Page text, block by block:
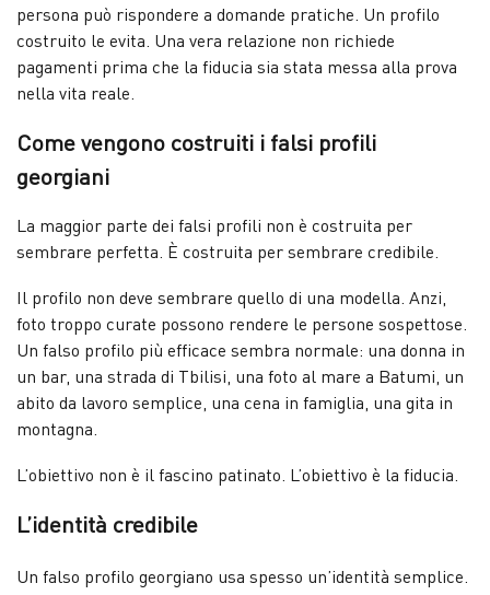
persona può rispondere a domande pratiche. Un profilo
costruito le evita. Una vera relazione non richiede
pagamenti prima che la fiducia sia stata messa alla prova
nella vita reale.
Come vengono costruiti i falsi profili
georgiani
La maggior parte dei falsi profili non è costruita per
sembrare perfetta. È costruita per sembrare credibile.
Il profilo non deve sembrare quello di una modella. Anzi,
foto troppo curate possono rendere le persone sospettose.
Un falso profilo più efficace sembra normale: una donna in
un bar, una strada di Tbilisi, una foto al mare a Batumi, un
abito da lavoro semplice, una cena in famiglia, una gita in
montagna.
L’obiettivo non è il fascino patinato. L’obiettivo è la fiducia.
L’identità credibile
Un falso profilo georgiano usa spesso un’identità semplice.